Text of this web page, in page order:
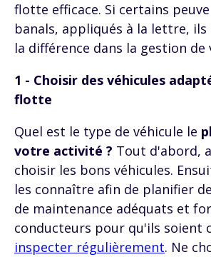
flotte efficace. Si certains
banals, appliqués à la lettre,
la différence dans la gestion
1 - Choisir des véhicules
flotte
Quel est le type de véhicule le
votre activité ? Tout d'abord,
choisir les bons véhicules.
les connaître afin de planifier
de maintenance adéquats et
conducteurs pour qu'ils soient
inspecter régulièrement. Ne